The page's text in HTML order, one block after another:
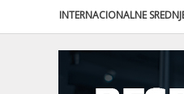
INTERNACIONALNE